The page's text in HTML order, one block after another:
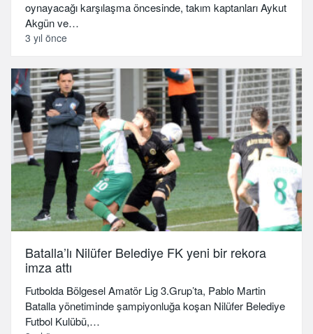
oynayacağı karşılaşma öncesinde, takım kaptanları Aykut
Akgün ve…
3 yıl önce
Batalla’lı Nilüfer Belediye FK yeni bir rekora
imza attı
Futbolda Bölgesel Amatör Lig 3.Grup’ta, Pablo Martin
Batalla yönetiminde şampiyonluğa koşan Nilüfer Belediye
Futbol Kulübü,…